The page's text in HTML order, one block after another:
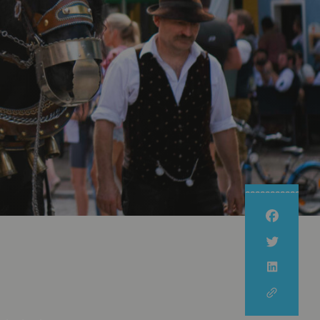
Nachhaltig Unterwegs
Nachhaltige Erzeugung
Nachhaltige Urlaubsziele
Unsere
Erlebnispartner
Familienzeit
Kulinarische Wanderung
Newsletter